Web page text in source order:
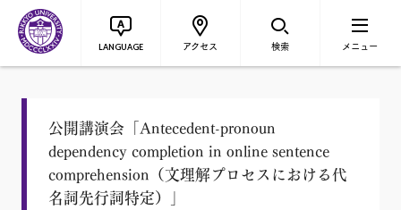
LANGUAGE アクセス 検索 メニュー
公開講演会「Antecedent-pronoun
dependency completion in online sentence
comprehension（文理解プロセスにおける代
名詞先行詞特定）」